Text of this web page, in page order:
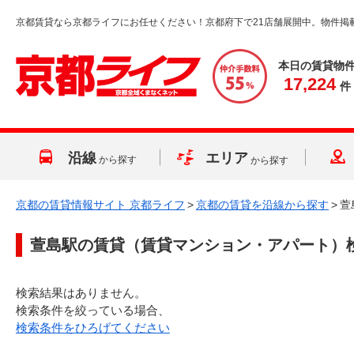
京都賃貸なら京都ライフにお任せください！京都府下で21店舗展開中。物件掲
本日の賃貸物
17,224 件
沿線 から探す エリア から探す
京都の賃貸情報サイト 京都ライフ >京都の賃貸を沿線から探す >萱
萱島駅の賃貸（賃貸マンション・アパート）
検索結果はありません。
検索条件を絞っている場合、
検索条件をひろげてください